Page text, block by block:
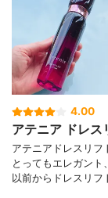
4.00
アテニア ドレス
アテニアドレスリフ
とってもエレガント
以前からドレスリ